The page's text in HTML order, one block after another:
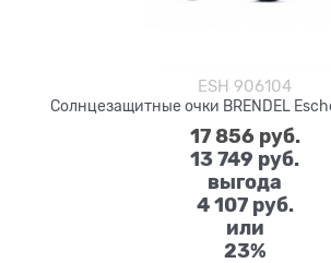
ESH 906104
Солнцезащитные очки BRENDEL
17 856 руб.
13 749 руб.
выгода
4 107 руб.
или
23%